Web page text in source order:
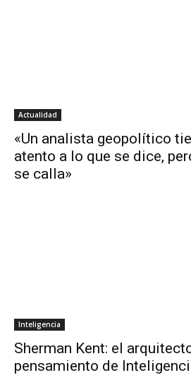
Actualidad
«Un analista geopolítico
atento a lo que se dice,
se calla»
Inteligencia
Sherman Kent: el
pensamiento de